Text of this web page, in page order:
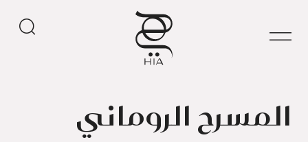
المسرح الروماني